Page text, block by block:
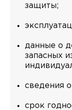
защиты;
данные о
запасных
сведения
срок